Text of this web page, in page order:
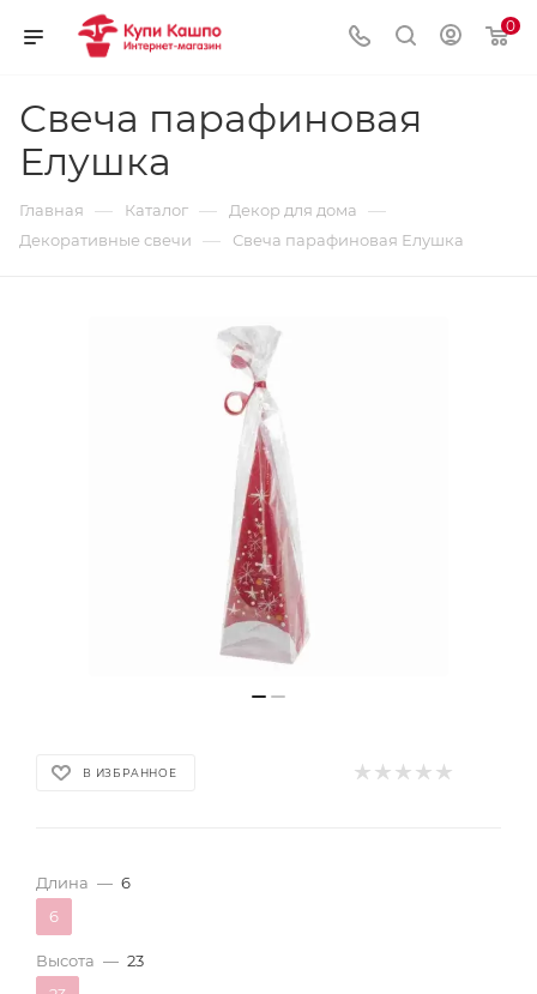
0
Свеча парафиновая
Елушка
Главная — Каталог — Декор для дома —
Декоративные свечи — Свеча парафиновая Елушка
В ИЗБРАННОЕ
Длина — 6
6
Высота — 23